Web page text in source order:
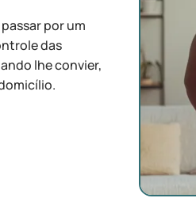
por um
das
lhe convier,